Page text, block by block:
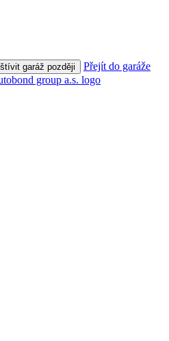
garáž později Přejít do garáže